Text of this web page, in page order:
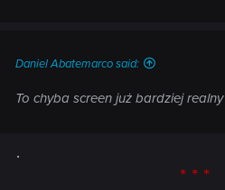
Daniel Abatemarco said:
To chyba screen już bardziej realny
.
* * *